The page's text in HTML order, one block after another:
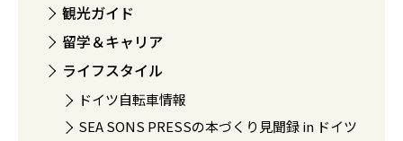
観光ガイド
留学＆キャリア
ライフスタイル
ドイツ自転車情報
SEA SONS PRESSの本づくり見聞録 in ドイツ